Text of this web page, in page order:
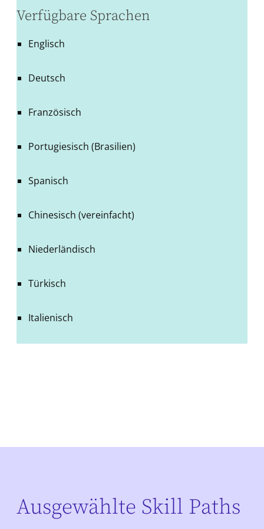
Verfügbare Sprachen
Englisch
Deutsch
Französisch
Portugiesisch (Brasilien)
Spanisch
Chinesisch (vereinfacht)
Niederländisch
Türkisch
Italienisch
Ausgewählte Skill Paths